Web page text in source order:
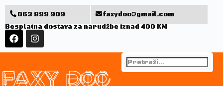
063 899 909
faxydoo@gmail.com
Besplatna dostava za narudžbe iznad 400 KM